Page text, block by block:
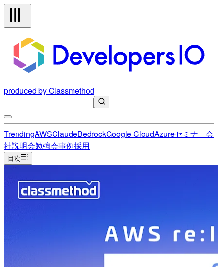
produced by Classmethod
TrendingAWSClaudeBedrockGoogle CloudAzureセミナー会
社説明会勉強会事例採用
目次